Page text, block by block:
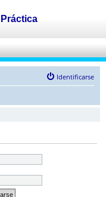
Identificarse